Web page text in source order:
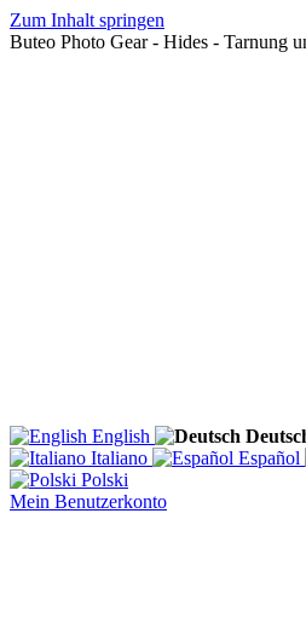
Zum Inhalt springen
Buteo Photo Gear - Hides - Tarnung
English
Italiano
Español
Polski
Mein Benutzerkonto